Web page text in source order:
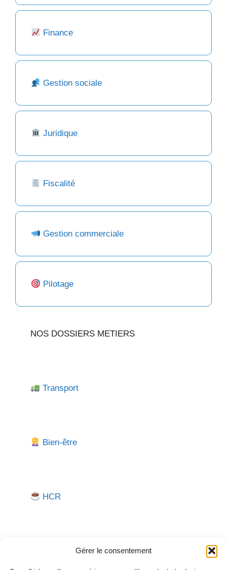
Gérer le consentement
Finance
Gestion sociale
Juridique
Fiscalité
Gestion commerciale
Pilotage
NOS DOSSIERS METIERS
Transport
Bien-être
HCR